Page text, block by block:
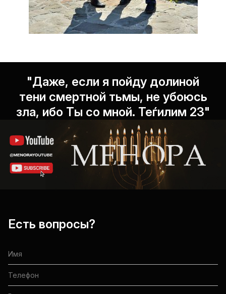
"Даже, если я пойду долиной
тени смертной тьмы, не убоюсь
зла, ибо Ты со мной. Теѓилим 23"
Есть вопросы?